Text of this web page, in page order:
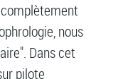
nous
Dans cet
pilote